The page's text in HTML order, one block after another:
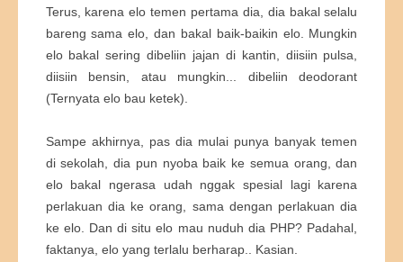
Terus, karena elo temen pertama dia, dia bakal selalu
bareng sama elo, dan bakal baik-baikin elo. Mungkin
elo bakal sering dibeliin jajan di kantin, diisiin pulsa,
diisiin bensin, atau mungkin... dibeliin deodorant
(Ternyata elo bau ketek).
Sampe akhirnya, pas dia mulai punya banyak temen
di sekolah, dia pun nyoba baik ke semua orang, dan
elo bakal ngerasa udah nggak spesial lagi karena
perlakuan dia ke orang, sama dengan perlakuan dia
ke elo. Dan di situ elo mau nuduh dia PHP? Padahal,
faktanya, elo yang terlalu berharap.. Kasian.